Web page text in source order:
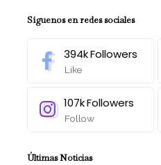
Síguenos en redes sociales
394kFollowers
Like
107kFollowers
Follow
Últimas Noticias